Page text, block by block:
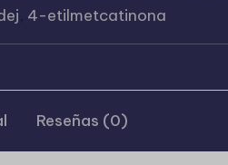
, 4-etilmetcatinona
Reseñas (0)